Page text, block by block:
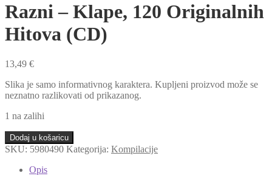
Razni – Klape, 120 Originalnih
Hitova (CD)
13,49 €
Slika je samo informativnog karaktera. Kupljeni proizvod može se
neznatno razlikovati od prikazanog.
1 na zalihi
Razni
-
Dodaj u košaricu
SKU: 5980490 Kategorija: Kompilacije
Opis